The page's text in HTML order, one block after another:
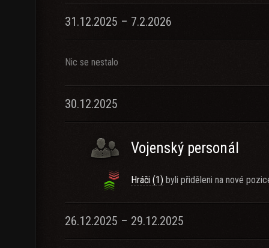
31.12.2025 – 7.2.2026
Nic se nestalo
30.12.2025
Vojenský personál
Hráči (1) byli přiděleni na nové
26.12.2025 – 29.12.2025